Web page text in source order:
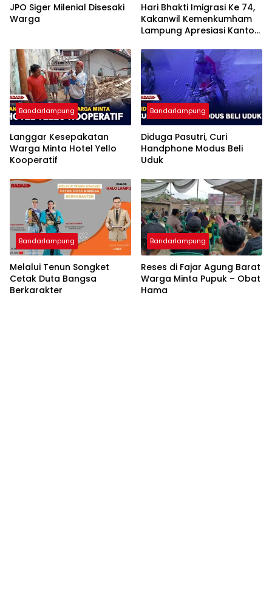
JPO Siger Milenial Disesaki
Warga
Hari Bhakti Imigrasi Ke 74,
Kakanwil Kemenkumham
Lampung Apresiasi Kantor
Bandarlampung
Langgar Kesepakatan
Warga Minta Hotel Yello
Kooperatif
Bandarlampung
Diduga Pasutri, Curi
Handphone Modus Beli
Uduk
Bandarlampung
Melalui Tenun Songket
Cetak Duta Bangsa
Berkarakter
Bandarlampung
Reses di Fajar Agung Barat
Warga Minta Pupuk – Obat
Hama